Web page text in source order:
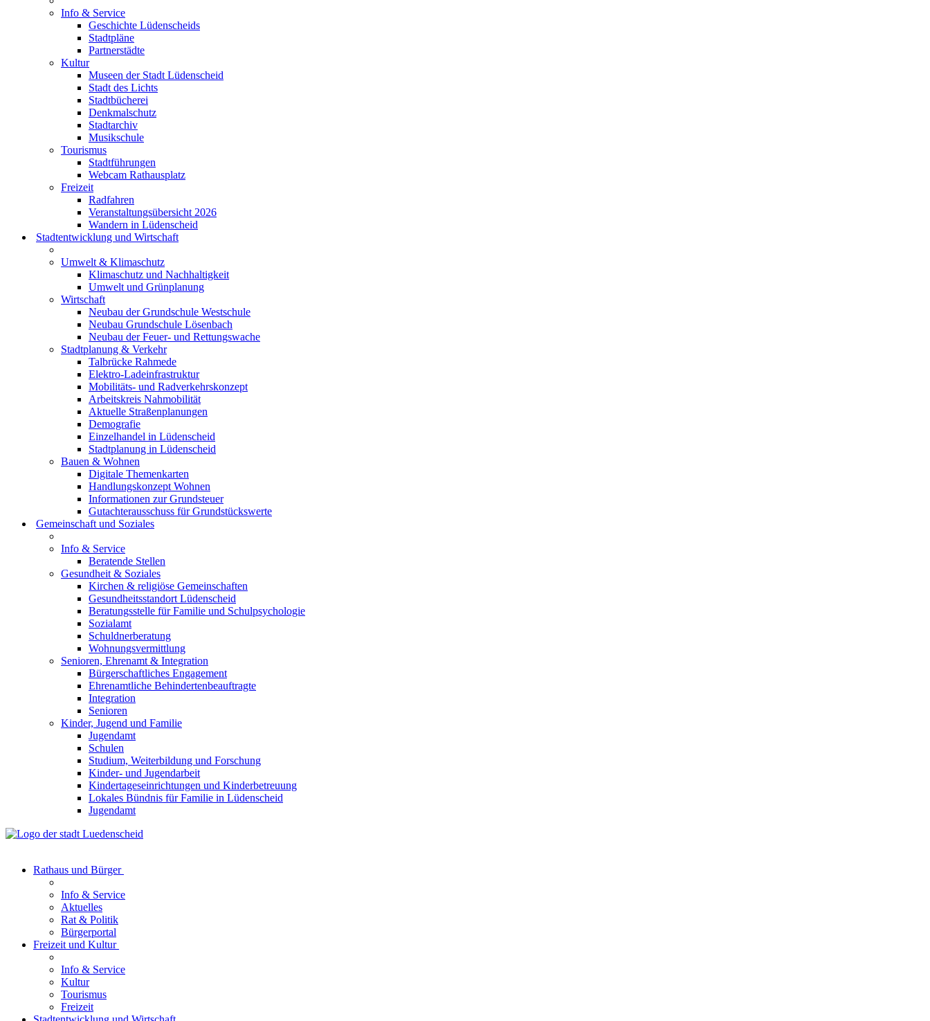
Info & Service
Geschichte Lüdenscheids
Stadtpläne
Partnerstädte
Kultur
Museen der Stadt Lüdenscheid
Stadt des Lichts
Stadtbücherei
Denkmalschutz
Stadtarchiv
Musikschule
Tourismus
Stadtführungen
Webcam Rathausplatz
Freizeit
Radfahren
Veranstaltungsübersicht 2026
Wandern in Lüdenscheid
Stadtentwicklung und Wirtschaft
Umwelt & Klimaschutz
Klimaschutz und Nachhaltigkeit
Umwelt und Grünplanung
Wirtschaft
Neubau der Grundschule Westschule
Neubau Grundschule Lösenbach
Neubau der Feuer- und Rettungswache
Stadtplanung & Verkehr
Talbrücke Rahmede
Elektro-Ladeinfrastruktur
Mobilitäts- und Radverkehrskonzept
Arbeitskreis Nahmobilität
Aktuelle Straßenplanungen
Demografie
Einzelhandel in Lüdenscheid
Stadtplanung in Lüdenscheid
Bauen & Wohnen
Digitale Themenkarten
Handlungskonzept Wohnen
Informationen zur Grundsteuer
Gutachterausschuss für Grundstückswerte
Gemeinschaft und Soziales
Info & Service
Beratende Stellen
Gesundheit & Soziales
Kirchen & religiöse Gemeinschaften
Gesundheitsstandort Lüdenscheid
Beratungsstelle für Familie und Schulpsychologie
Sozialamt
Schuldnerberatung
Wohnungsvermittlung
Senioren, Ehrenamt & Integration
Bürgerschaftliches Engagement
Ehrenamtliche Behindertenbeauftragte
Integration
Senioren
Kinder, Jugend und Familie
Jugendamt
Schulen
Studium, Weiterbildung und Forschung
Kinder- und Jugendarbeit
Kindertageseinrichtungen und Kinderbetreuung
Lokales Bündnis für Familie in Lüdenscheid
Jugendamt
Rathaus und Bürger
Info & Service
Aktuelles
Rat & Politik
Bürgerportal
Freizeit und Kultur
Info & Service
Kultur
Tourismus
Freizeit